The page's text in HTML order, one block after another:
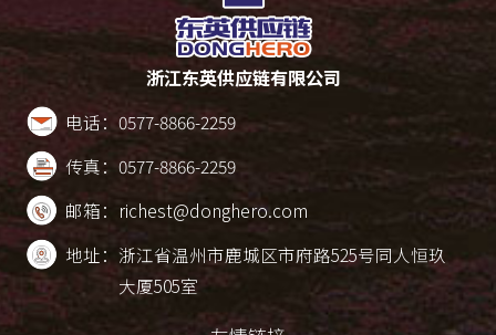
浙江东英供应链有限公司
电话： 0577-8866-2259
传真： 0577-8866-2259
邮箱： richest@donghero.com
地址： 浙江省温州市鹿城区市府路525号同人恒玖
大厦505室